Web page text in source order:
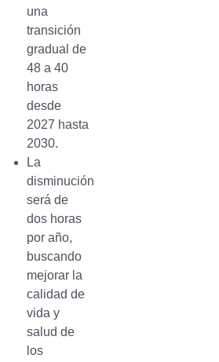
una
transición
gradual de
48 a 40
horas
desde
2027 hasta
2030.
La
disminución
será de
dos horas
por año,
buscando
mejorar la
calidad de
vida y
salud de
los